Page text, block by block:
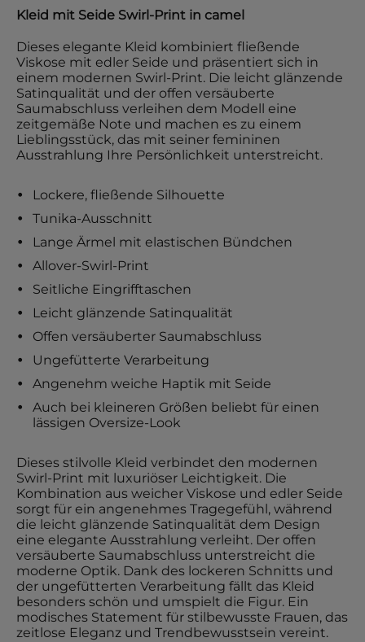
Kleid mit Seide Swirl-Print in camel
Dieses elegante Kleid kombiniert fließende
Viskose mit edler Seide und präsentiert sich in
einem modernen Swirl-Print. Die leicht glänzende
Satinqualität und der offen versäuberte
Saumabschluss verleihen dem Modell eine
zeitgemäße Note und machen es zu einem
Lieblingsstück, das mit seiner femininen
Ausstrahlung Ihre Persönlichkeit unterstreicht.
Lockere, fließende Silhouette
Tunika-Ausschnitt
Lange Ärmel mit elastischen Bündchen
Allover-Swirl-Print
Seitliche Eingrifftaschen
Leicht glänzende Satinqualität
Offen versäuberter Saumabschluss
Ungefütterte Verarbeitung
Angenehm weiche Haptik mit Seide
Auch bei kleineren Größen beliebt für einen
lässigen Oversize-Look
Dieses stilvolle Kleid verbindet den modernen
Swirl-Print mit luxuriöser Leichtigkeit. Die
Kombination aus weicher Viskose und edler Seide
sorgt für ein angenehmes Tragegefühl, während
die leicht glänzende Satinqualität dem Design
eine elegante Ausstrahlung verleiht. Der offen
versäuberte Saumabschluss unterstreicht die
moderne Optik. Dank des lockeren Schnitts und
der ungefütterten Verarbeitung fällt das Kleid
besonders schön und umspielt die Figur. Ein
modisches Statement für stilbewusste Frauen, das
zeitlose Eleganz und Trendbewusstsein vereint.